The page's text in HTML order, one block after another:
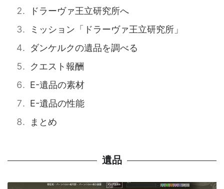
ドラーヴァ王立研究所へ
ミッション「ドラーヴァ王立研究所」
ダンケルクの遺品を調べる
クエスト報酬
E-遺品の素材
E-遺品の性能
まとめ
遺品